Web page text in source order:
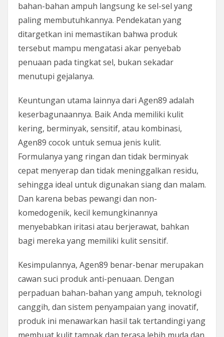
bahan-bahan ampuh langsung ke sel-sel yang
paling membutuhkannya. Pendekatan yang
ditargetkan ini memastikan bahwa produk
tersebut mampu mengatasi akar penyebab
penuaan pada tingkat sel, bukan sekadar
menutupi gejalanya.
Keuntungan utama lainnya dari Agen89 adalah
keserbagunaannya. Baik Anda memiliki kulit
kering, berminyak, sensitif, atau kombinasi,
Agen89 cocok untuk semua jenis kulit.
Formulanya yang ringan dan tidak berminyak
cepat menyerap dan tidak meninggalkan residu,
sehingga ideal untuk digunakan siang dan malam.
Dan karena bebas pewangi dan non-
komedogenik, kecil kemungkinannya
menyebabkan iritasi atau berjerawat, bahkan
bagi mereka yang memiliki kulit sensitif.
Kesimpulannya, Agen89 benar-benar merupakan
cawan suci produk anti-penuaan. Dengan
perpaduan bahan-bahan yang ampuh, teknologi
canggih, dan sistem penyampaian yang inovatif,
produk ini menawarkan hasil tak tertandingi yang